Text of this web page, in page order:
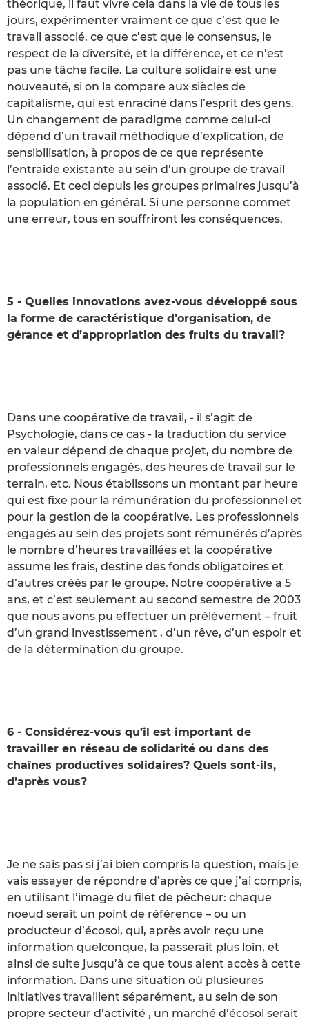
théorique, il faut vivre cela dans la vie de tous les
jours, expérimenter vraiment ce que c’est que le
travail associé, ce que c’est que le consensus, le
respect de la diversité, et la différence, et ce n’est
pas une tâche facile. La culture solidaire est une
nouveauté, si on la compare aux siècles de
capitalisme, qui est enraciné dans l’esprit des gens.
Un changement de paradigme comme celui-ci
dépend d’un travail méthodique d’explication, de
sensibilisation, à propos de ce que représente
l’entraide existante au sein d’un groupe de travail
associé. Et ceci depuis les groupes primaires jusqu’à
la population en général. Si une personne commet
une erreur, tous en souffriront les conséquences.
5 - Quelles innovations avez-vous développé sous
la forme de caractéristique d’organisation, de
gérance et d’appropriation des fruits du travail?
Dans une coopérative de travail, - il s’agit de
Psychologie, dans ce cas - la traduction du service
en valeur dépend de chaque projet, du nombre de
professionnels engagés, des heures de travail sur le
terrain, etc. Nous établissons un montant par heure
qui est fixe pour la rémunération du professionnel et
pour la gestion de la coopérative. Les professionnels
engagés au sein des projets sont rémunérés d’après
le nombre d’heures travaillées et la coopérative
assume les frais, destine des fonds obligatoires et
d’autres créés par le groupe. Notre coopérative a 5
ans, et c’est seulement au second semestre de 2003
que nous avons pu effectuer un prélèvement – fruit
d’un grand investissement , d’un rêve, d’un espoir et
de la détermination du groupe.
6 - Considérez-vous qu’il est important de
travailler en réseau de solidarité ou dans des
chaînes productives solidaires? Quels sont-ils,
d’après vous?
Je ne sais pas si j’ai bien compris la question, mais je
vais essayer de répondre d’après ce que j’ai compris,
en utilisant l’image du filet de pêcheur: chaque
noeud serait un point de référence – ou un
producteur d’écosol, qui, après avoir reçu une
information quelconque, la passerait plus loin, et
ainsi de suite jusqu’à ce que tous aient accès à cette
information. Dans une situation où plusieures
initiatives travaillent séparément, au sein de son
propre secteur d’activité , un marché d’écosol serait